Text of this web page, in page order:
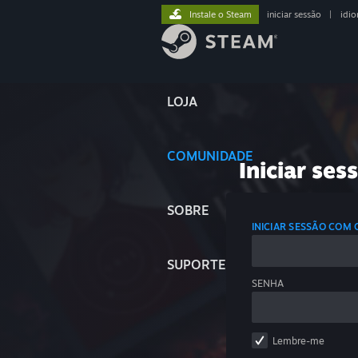
LOJA
COMUNIDADE
SOBRE
SUPORTE
Instale o Steam iniciar sessão
Iniciar
INICIAR SESSÃO COM
SENHA
Lembre-me